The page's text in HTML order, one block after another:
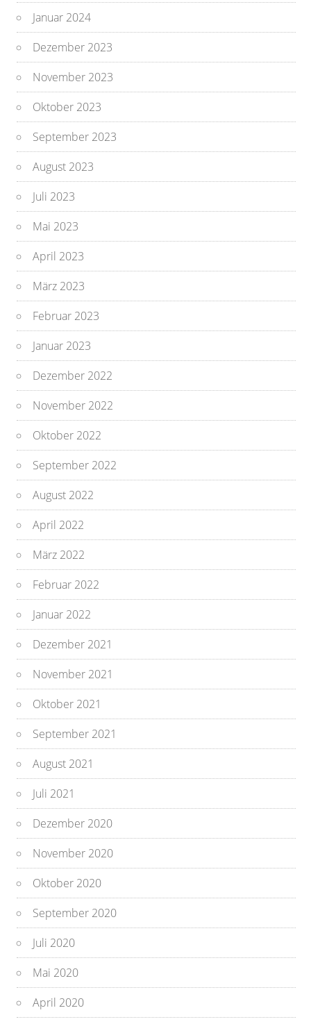
Januar 2024
Dezember 2023
November 2023
Oktober 2023
September 2023
August 2023
Juli 2023
Mai 2023
April 2023
März 2023
Februar 2023
Januar 2023
Dezember 2022
November 2022
Oktober 2022
September 2022
August 2022
April 2022
März 2022
Februar 2022
Januar 2022
Dezember 2021
November 2021
Oktober 2021
September 2021
August 2021
Juli 2021
Dezember 2020
November 2020
Oktober 2020
September 2020
Juli 2020
Mai 2020
April 2020